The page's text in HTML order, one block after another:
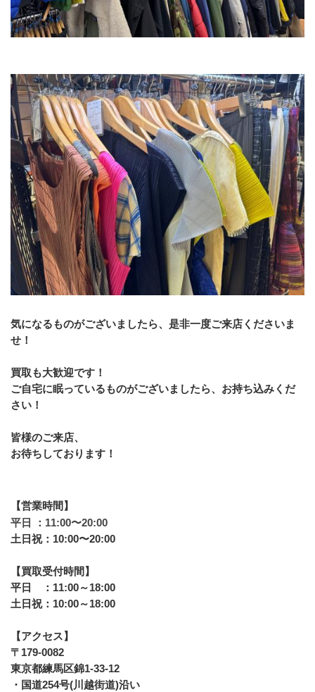
気になるものがございましたら、是非一度ご来店くださいま
せ！
買取も大歓迎です！
ご自宅に眠っているものがございましたら、お持ち込みくだ
さい！
皆様のご来店、
お待ちしております！
【営業時間】
平日 ：11:00〜20:00
土日祝：10:00〜20:00
【買取受付時間】
平日　：11:00～18:00
土日祝：10:00～18:00
【アクセス】
〒179-0082
東京都練馬区錦1-33-12
・国道254号(川越街道)沿い